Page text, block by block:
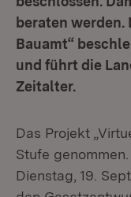
beraten werden.
Bauamt“
und führt die
Zeitalter.
Das Projekt
Stufe
Dienstag, 19.